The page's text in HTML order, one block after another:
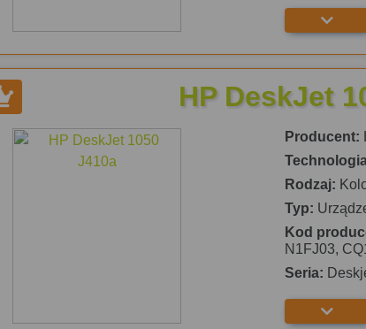
HP DeskJet
Producent:
Rodzaj:
Typ:
Kod
N1FJ03,
Seria: